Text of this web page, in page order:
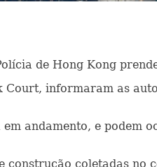
de Hong Kong
informaram as
andamento, e podem
construção coletadas